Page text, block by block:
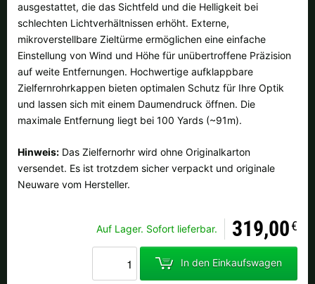
ausgestattet, die das Sichtfeld und die Helligkeit bei
schlechten Lichtverhältnissen erhöht. Externe,
mikroverstellbare Zieltürme ermöglichen eine einfache
Einstellung von Wind und Höhe für unübertroffene Präzision
auf weite Entfernungen. Hochwertige aufklappbare
Zielfernrohrkappen bieten optimalen Schutz für Ihre Optik
und lassen sich mit einem Daumendruck öffnen. Die
maximale Entfernung liegt bei 100 Yards (~91m).
Hinweis: Das Zielfernorhr wird ohne Originalkarton
versendet. Es ist trotzdem sicher verpackt und originale
Neuware vom Hersteller.
Auf Lager. Sofort lieferbar. 319,00€
In den Einkaufswagen
"Deutschland" aus. Und erfragen die Versandkosten bei der
Bestellung.